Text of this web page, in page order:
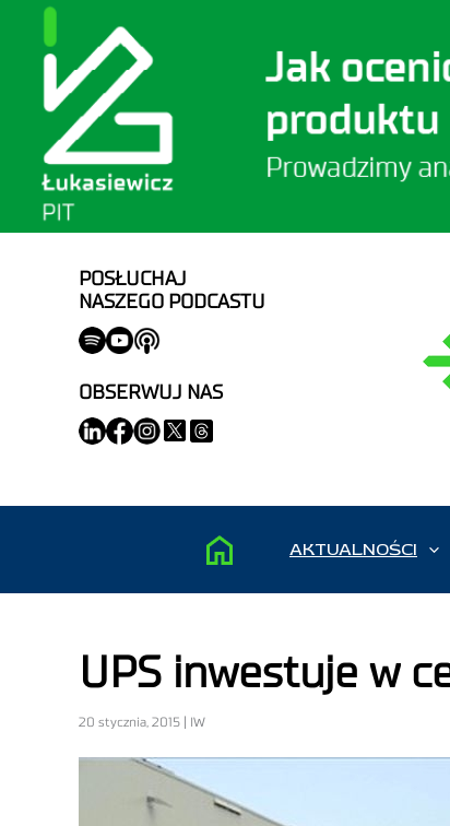
POSŁUCHAJ
NASZEGO PODCASTU
OBSERWUJ NAS
AKTUALNOŚCI
UPS inwestuje w
20 stycznia, 2015 | IW